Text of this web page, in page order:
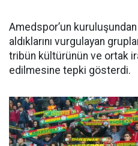
Amedspor’un
aldıklarını vurgulayan
tribün kültürünün ve ortak
edilmesine tepki gösterdi.